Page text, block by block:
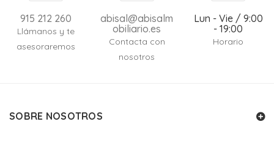
915 212 260
Llámanos y te
asesoraremos
abisal@abisalm
obiliario.es
Contacta con
nosotros
Lun - Vie / 9:00
- 19:00
Horario
SOBRE NOSOTROS